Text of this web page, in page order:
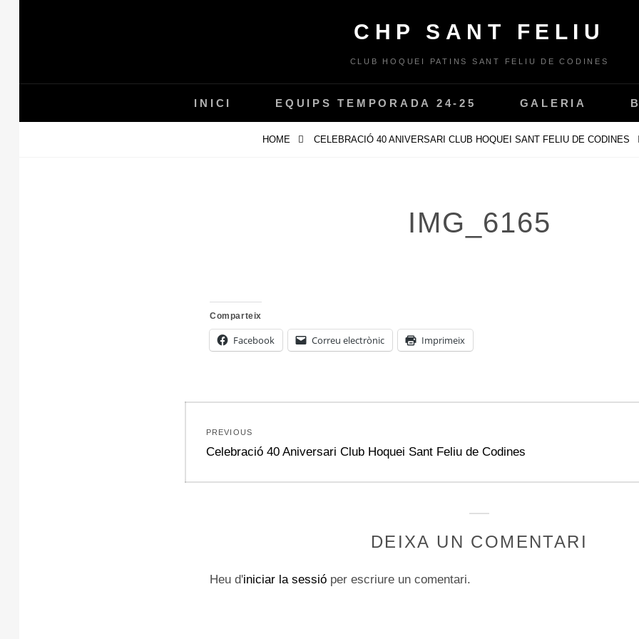
CHP SANT FELIU
CLUB HOQUEI PATINS SANT FELIU DE CODINES
INICI EQUIPS TEMPORADA 24-25 GALERIA
HOME CELEBRACIÓ 40 ANIVERSARI CLUB HOQUEI SANT FELIU DE CODINES
IMG_6165
Comparteix
Facebook Correu electrònic Imprimeix
d'entrades
PREVIOUS
Previous
Celebració 40 Aniversari Club Hoquei Sant Feliu de Codines
DEIXA UN COMENTARI
Heu d'iniciar la sessió per escriure un comentari.